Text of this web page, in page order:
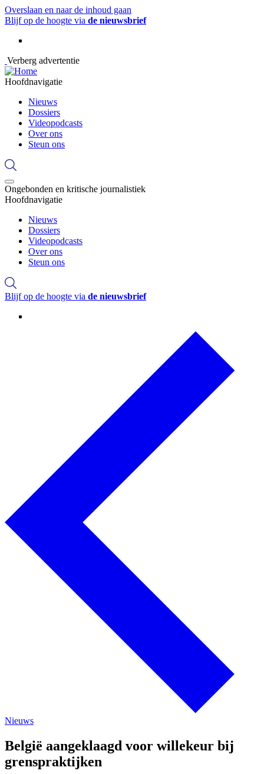
Overslaan en naar de inhoud gaan
Blijf op de hoogte via de nieuwsbrief
Verberg advertentie
Hoofdnavigatie
Nieuws
Dossiers
Videopodcasts
Over ons
Steun ons
Ongebonden en kritische journalistiek
Hoofdnavigatie
Nieuws
Dossiers
Videopodcasts
Over ons
Steun ons
Blijf op de hoogte via de nieuwsbrief
Nieuws
België aangeklaagd voor willekeur bij
grenspraktijken